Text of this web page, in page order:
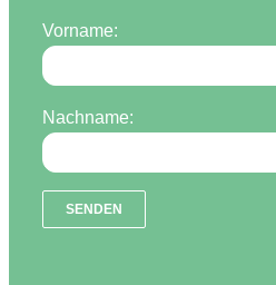
Vorname:
Nachname: